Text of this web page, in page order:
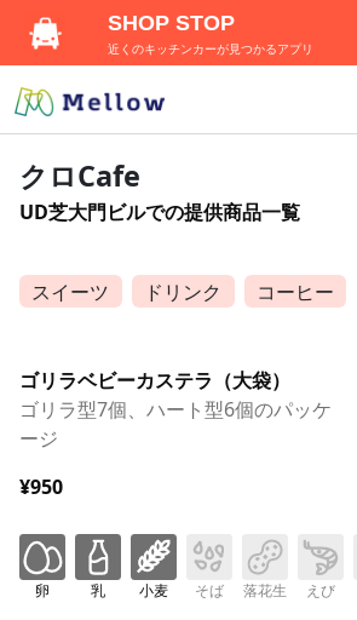
クロCafe
UD芝大門ビルでの提供商品一覧
スイーツ ドリンク コーヒー
ゴリラベビーカステラ（大袋）
ゴリラ型7個、ハート型6個のパッケ
ージ
¥950
卵 乳 小麦 そば 落花生 えび
SHOP STOP
近くのキッチンカーが見つかるアプリ